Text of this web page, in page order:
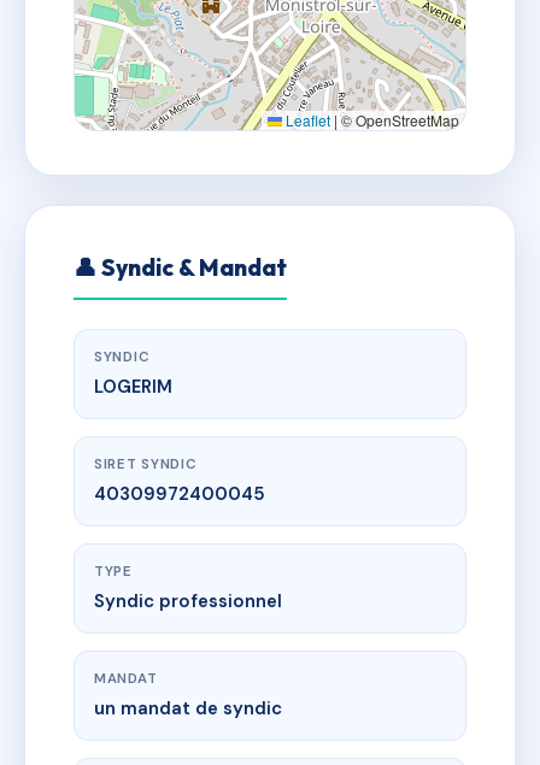
Leaflet |© OpenStreetMap
👤 Syndic & Mandat
SYNDIC
LOGERIM
SIRET SYNDIC
40309972400045
TYPE
Syndic professionnel
MANDAT
un mandat de syndic